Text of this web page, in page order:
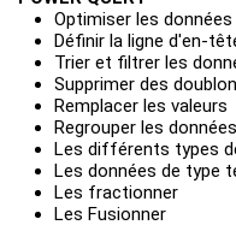
Optimiser les
Définir la ligne d'en-
Trier et filtrer les
Supprimer des
Remplacer les valeurs
Regrouper les données
Les différents types
Les données de type
Les fractionner
Les Fusionner